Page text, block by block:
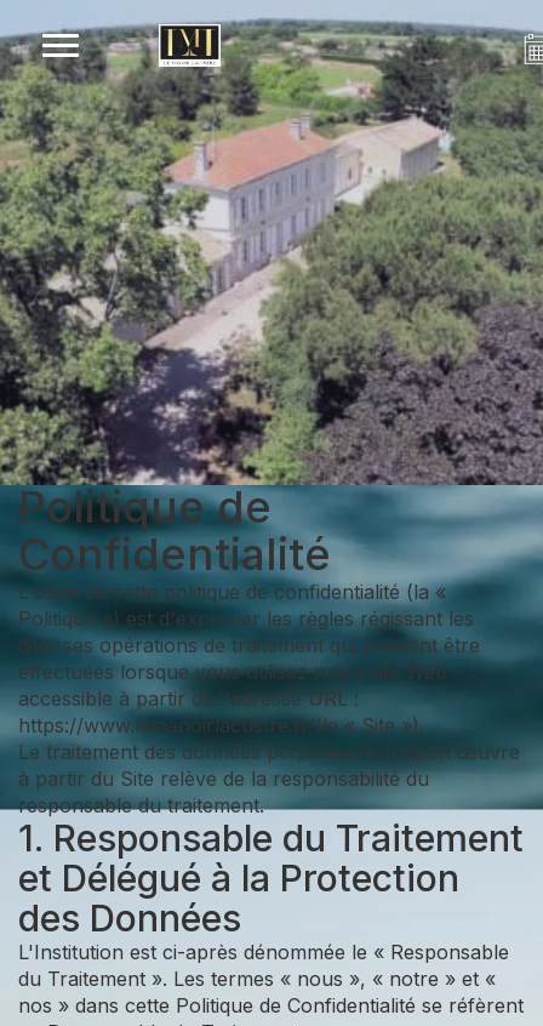
Politique de
Confidentialité
L'objet de cette politique de confidentialité (la «
Politique ») est d'expliquer les règles régissant les
diverses opérations de traitement qui peuvent être
effectuées lorsque vous utilisez notre site Web
accessible à partir de l'adresse URL :
https://www.lemanoirlacustre.fr (le « Site »).
Le traitement des données personnelles mis en œuvre
à partir du Site relève de la responsabilité du
responsable du traitement.
1. Responsable du Traitement
et Délégué à la Protection
des Données
L'Institution est ci-après dénommée le « Responsable
du Traitement ». Les termes « nous », « notre » et «
nos » dans cette Politique de Confidentialité se réfèrent